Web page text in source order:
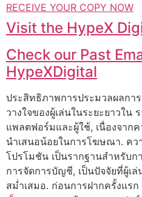
RECEIVE YOUR COPY NOW
Visit the HypeX
Check our Past
HypeXDigital
ประสิทธิภาพการประมวลผลกา
วางใจของผู้เล่นในระยะยาวใน
แพลตฟอร์มและผู้ใช้, เนื่องจาก
นำเสนอน้อยในการโฆษณา. คว
โปรโมชัน เป็นรากฐานสำหรับก
การจัดการบัญชี, เป็นปัจจัยที่ผู้เ
สม่ำเสมอ. ก่อนการฝากครั้งแร